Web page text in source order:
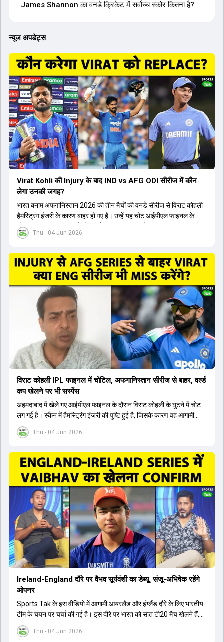
James Shannon का वनडे क्रिकेट में सर्वोच्च स्कोर कितना है?
न्यूज अपडेट्स
Thu - 04 Jun 2026
Virat Kohli की Injury के बाद IND vs AFG ODI सीरीज में कौन
लेगा उनकी जगह?
भारत बनाम अफगानिस्तान 2026 की तीन मैचों की वनडे सीरीज से विराट कोहली
हैमस्ट्रिंग इंजरी के कारण बाहर हो गए हैं। उन्हें यह चोट आईपीएल फाइनल के
दौरान लगी थी। रोहित शर्मा और हार्दिक पांड्या की फिटनेस पर भी अभी सवाल हैं,
इसलिए नंबर तीन पर कोहली की जगह एक मजबूत विकल्प खोजना जरूरी है। इस
रुतुराज गायकवाड़ 58.8 की लिस्ट ए औसत के साथ एक मजबूत विकल्प हैं। संजू
सैमसन भी बड़े दावेदार हैं, जिनका वनडे क्रिकेट में 56 से ज्यादा का औसत है।
यशस्वी जायसवाल को भी मौका मिल सकता है, हालांकि उनके बैटिंग ऑर्डर पर
विचार करना होगा। इसके अलावा 82 से ज्यादा की लिस्ट ए औसत वाले देवदत्त
पडिक्कल भी एक शानदार विकल्प हो सकते हैं। टीम मैनेजमेंट स्क्वाड में पहले से
मौजूद ईशान किशन को भी नंबर तीन पर खिलाने का फैसला कर सकती है।
Thu - 04 Jun 2026
विराट कोहली IPL फाइनल में चोटिल, अफगानिस्तान सीरीज से बाहर, वर्ल्ड
कप खेलने पर भी सस्पेंस
अहमदाबाद में खेले गए आईपीएल फाइनल के दौरान विराट कोहली के घुटने में चोट
लग गई है। स्कैन में हैमस्ट्रिंग इंजरी की पुष्टि हुई है, जिसके कारण वह आगामी
अफगानिस्तान सीरीज से बाहर हो गए हैं। इस चोट से उबरने में सामान्य तौर पर 4 से
12 हफ्ते का समय लग सकता है, और अगर सर्जरी की जरूरत पड़ी तो 3 से 5 महीने
सेंटर ऑफ एक्सीलेंस जाएंगे। इस गंभीर चोट के कारण 14 जुलाई से शुरू होने वाले
इंग्लैंड दौरे और आगामी वर्ल्ड कप में उनके खेलने पर सस्पेंस बन गया है। दूसरी
तरफ, आईपीएल में इम्पैक्ट प्लेयर के तौर पर खेलने वाले रोहित शर्मा को भी अभी तक
मेडिकल क्लीयरेंस नहीं मिली है। शनिवार को मुंबई में होने वाली चयन समिति की
बैठक में यह देखना अहम होगा कि क्या चयनकर्ता विराट कोहली को फिटनेस की शर्त
पर टीम में शामिल करते हैं या नहीं।
Thu - 04 Jun 2026
Ireland-England दौरे पर वैभव सूर्यवंशी का डेब्यू, संजू-अभिषेक रहेंगे
ओपनर
Sports Tak के इस वीडियो में आगामी आयरलैंड और इंग्लैंड दौरे के लिए भारतीय
टीम के चयन पर चर्चा की गई है। इस दौरे पर भारत को सात टी20 मैच खेलने हैं,
जिसमें वैभव सूर्यवंशी का टीम में चुना जाना और डेब्यू करना तय माना जा रहा है।
हालांकि, अभिषेक शर्मा और संजू सैमसन ही टीम के फर्स्ट चॉइस ओपनर बने रहेंगे,